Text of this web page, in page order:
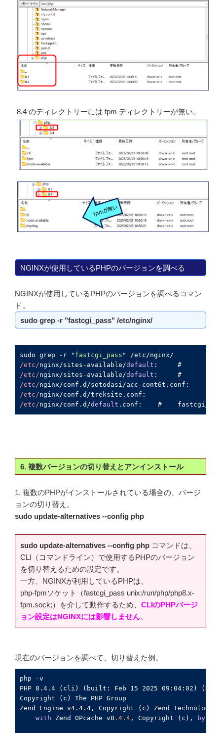
8.4 のディレクトリーには fpm ディレクトリーが無い。
NGINXが使用しているPHPのバージョンを調べる
NGINXが使用しているPHPのバージョンを調べるコマン
ド。
sudo grep -r "fastcgi_pass" /etc/nginx/
sudo grep -r "fastcgi_pass"
/etc/nginx/sites-available/default :     #
/etc/nginx/sites-available/default :     #
/etc/nginx/conf.d/sotodasi/acc-cont6t.conf:
/etc/nginx/conf.d/treksite.conf:
/etc/nginx/conf.d/default .conf:    #
6. 複数バージョンの切り替えとアンインストール
1. 複数のPHPがインストールされている場合の、バージ
ョンの切り替え。
sudo update-alternatives --config php
sudo update-alternatives --config php コマンドは、
CLI（コマンドライン）で使用するPHPのバージョン
を切り替えるための設定です。
一方、NGINXが利用しているPHPは、
php-fpmソケット（fastcgi_pass unix:/run/php/php8.x-
fpm.sock;）を介して動作するため、 CLIのPHPバージ
ョン設定はNGINXには影響しません。
現在のバージョンを調べて、切り替えた例。
php -v
PHP 8.4.4 (cli) (built: Feb 15 2025 09:04:02) (NTS)
Copyright (c) The PHP Group
Zend Engine v4.4.4, Copyright (c) Zend Technologies
with Zend OPcache v8 .4 .4 , Copyright (c), by